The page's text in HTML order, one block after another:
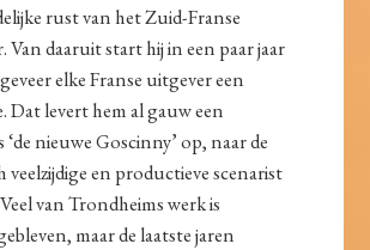
rust van het Zuid-Franse
daaruit start hij in een paar jaar
elke Franse uitgever een
Dat levert hem al gauw een
nieuwe Goscinny’ op, naar de
veelzijdige en productieve scenarist
van Trondheims werk is
maar de laatste jaren